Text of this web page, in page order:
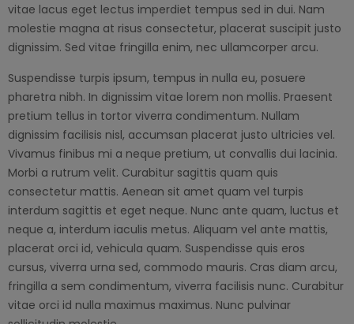
vitae lacus eget lectus imperdiet tempus sed in dui. Nam
molestie magna at risus consectetur, placerat suscipit justo
dignissim. Sed vitae fringilla enim, nec ullamcorper arcu.
Suspendisse turpis ipsum, tempus in nulla eu, posuere
pharetra nibh. In dignissim vitae lorem non mollis. Praesent
pretium tellus in tortor viverra condimentum. Nullam
dignissim facilisis nisl, accumsan placerat justo ultricies vel.
Vivamus finibus mi a neque pretium, ut convallis dui lacinia.
Morbi a rutrum velit. Curabitur sagittis quam quis
consectetur mattis. Aenean sit amet quam vel turpis
interdum sagittis et eget neque. Nunc ante quam, luctus et
neque a, interdum iaculis metus. Aliquam vel ante mattis,
placerat orci id, vehicula quam. Suspendisse quis eros
cursus, viverra urna sed, commodo mauris. Cras diam arcu,
fringilla a sem condimentum, viverra facilisis nunc. Curabitur
vitae orci id nulla maximus maximus. Nunc pulvinar